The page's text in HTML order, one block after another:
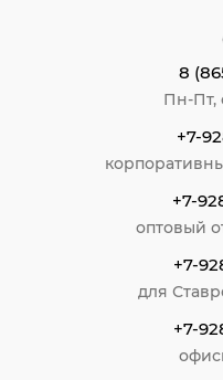
8
Пн-Пт,
+7-
+7-
оптовый
+7-
для
+7-